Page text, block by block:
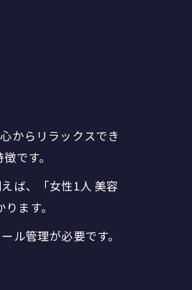
からリラックスでき
です。
ば、「女性1人 美容
ます。
ル管理が必要です。